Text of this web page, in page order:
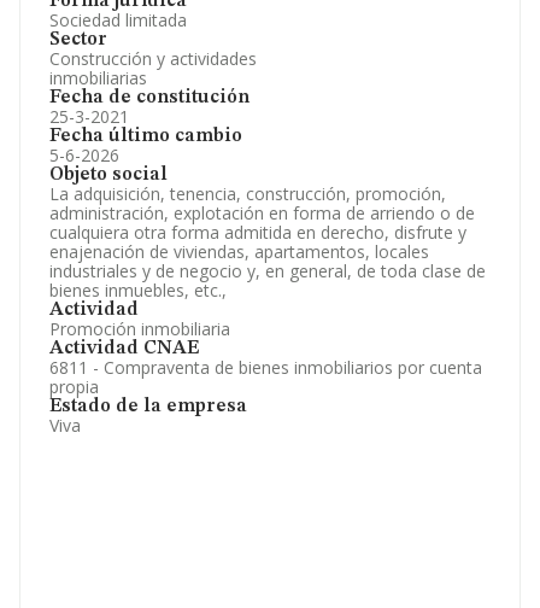
Sociedad limitada
Sector
Construcción y actividades
inmobiliarias
Fecha de constitución
25-3-2021
Fecha último cambio
5-6-2026
Objeto social
La adquisición, tenencia, construcción, promoción,
administración, explotación en forma de arriendo o de
cualquiera otra forma admitida en derecho, disfrute y
enajenación de viviendas, apartamentos, locales
industriales y de negocio y, en general, de toda clase de
bienes inmuebles, etc.,
Actividad
Promoción inmobiliaria
Actividad CNAE
6811 - Compraventa de bienes inmobiliarios por cuenta
propia
Estado de la empresa
Viva